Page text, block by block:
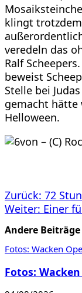
klingt
veredeln das
Ralf
beweist
Stelle bei
gemacht hätte
Helloween.
Zurück: 72
Weiter: Einer
Andere
Fotos: Wacken
Fotos: